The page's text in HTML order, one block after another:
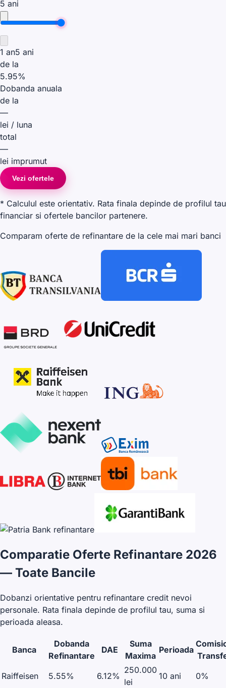
5 ani
1 an5 ani
de la
5.95%
Dobanda anuala
de la
—
lei / luna
total
—
lei imprumut
Vezi ofertele
* Calculul este orientativ. Rata finala depinde de profilul tau
financiar si ofertele bancilor partenere.
Comparam oferte de refinantare de la cele mai mari banci
Comparatie Oferte Refinantare 2026
— Toate Bancile
Dobanzi orientative pentru refinantare credit nevoi
personale. Rata finala depinde de profilul tau, suma si
perioada aleasa.
Banca
Dobanda
Refinantare
DAE
Suma
Maxima
Perioada
Raiffeisen
5.55% 6.12%
250.000
lei
10 ani 0%